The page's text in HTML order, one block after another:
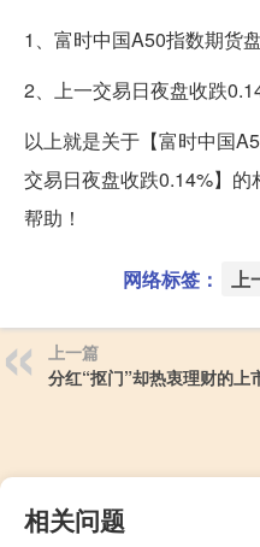
1、富时中国A50指数期货
2、上一交易日夜盘收跌
以上就是关于【富时中国
交易日夜盘收跌0.14%】
帮助！
网络标签： 上
上一篇
分红“抠门”却热衷理财的
相关问题